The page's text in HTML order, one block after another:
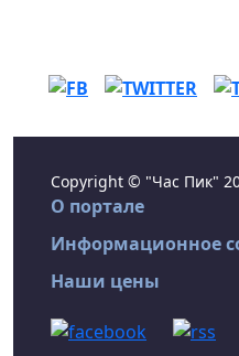
Copyright © "Час Пик"
О портале
Информационное
Наши цены